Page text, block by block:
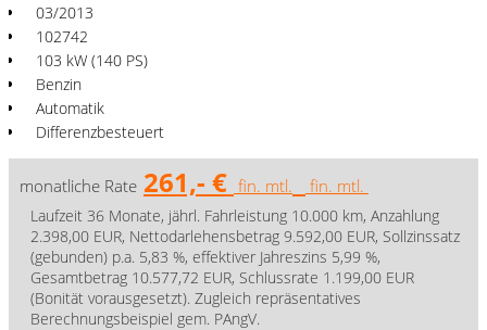
03/2013
102742
103 kW (140 PS)
Benzin
Automatik
Differenzbesteuert
monatliche Rate 261,- € fin. mtl. fin. mtl.
Laufzeit 36 Monate, jährl. Fahrleistung 10.000 km, Anzahlung
2.398,00 EUR, Nettodarlehensbetrag 9.592,00 EUR, Sollzinssatz
(gebunden) p.a. 5,83 %, effektiver Jahreszins 5,99 %,
Gesamtbetrag 10.577,72 EUR, Schlussrate 1.199,00 EUR
(Bonität vorausgesetzt). Zugleich repräsentatives
Berechnungsbeispiel gem. PAngV.